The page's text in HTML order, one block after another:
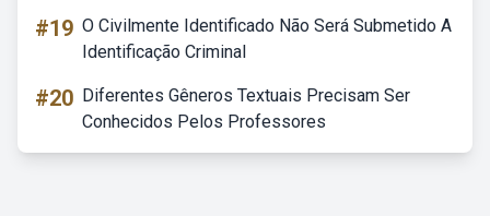
#19 O Civilmente Identificado Não Será Submetido A
Identificação Criminal
#20 Diferentes Gêneros Textuais Precisam Ser
Conhecidos Pelos Professores